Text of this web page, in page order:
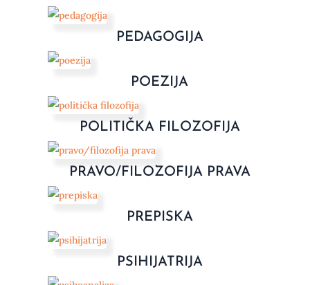
PEDAGOGIJA
POEZIJA
POLITIČKA FILOZOFIJA
PRAVO/FILOZOFIJA PRAVA
PREPISKA
PSIHIJATRIJA